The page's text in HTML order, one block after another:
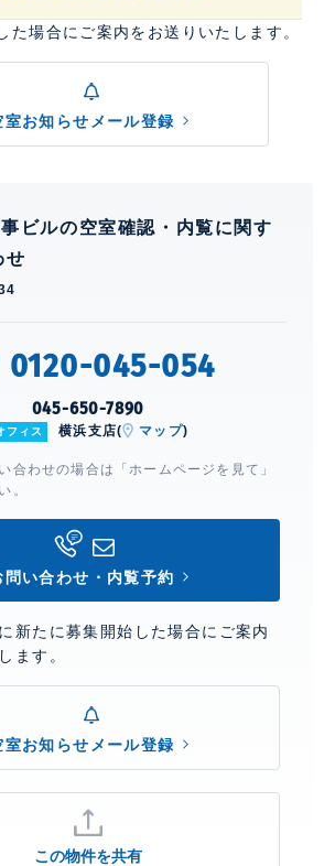
た場合にご案内をお送りいたします。
室お知らせメール登録
ビルの空室確認・内覧に関す
せ
0120-045-054
045-650-7890
フィス 横浜支店( マップ)
合わせの場合は「ホームページを見て」
。
問い合わせ・内覧予約
新たに募集開始した場合にご案内
ます。
室お知らせメール登録
この物件を共有